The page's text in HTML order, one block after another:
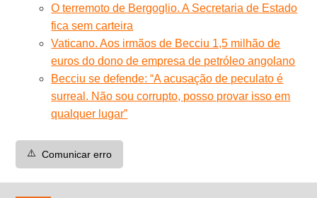
O terremoto de Bergoglio. A Secretaria de Estado
fica sem carteira
Vaticano. Aos irmãos de Becciu 1,5 milhão de
euros do dono de empresa de petróleo angolano
Becciu se defende: “A acusação de peculato é
surreal. Não sou corrupto, posso provar isso em
qualquer lugar”
⚠️ Comunicar erro